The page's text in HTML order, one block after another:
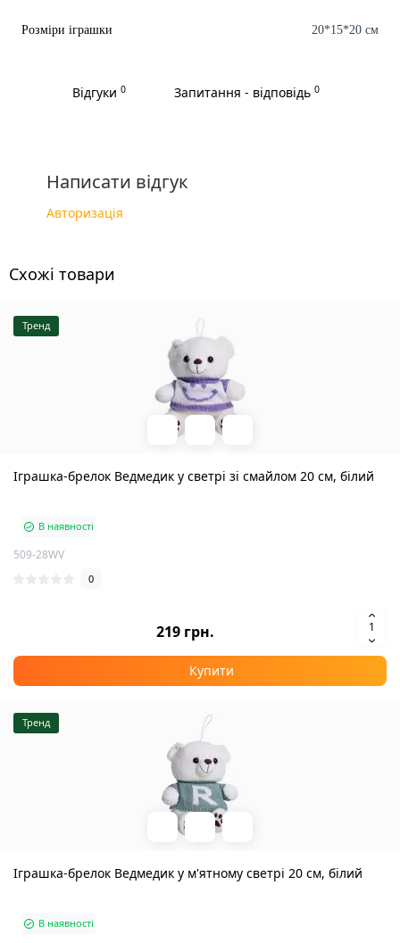
Розміри іграшки 20*15*20 см
Відгуки 0 Запитання - відповідь 0
Написати відгук
Авторизація
Схожі товари
Тренд
Іграшка-брелок Ведмедик у светрі зі смайлом 20 см, білий
В наявності
509-28WV
0
219 грн.
Купити
Тренд
Іграшка-брелок Ведмедик у м'ятному светрі 20 см, білий
В наявності